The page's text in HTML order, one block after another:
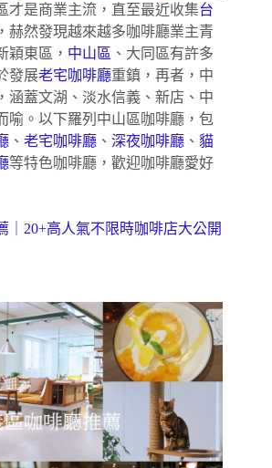
才是商業主流，直至最近收集台
赫然發現越來越多咖啡廳業主青
穎東區， 中山區 、大同區有許多
發展老宅咖啡廳重鎮，再者，中
涵蓋文湖、淡水信義、新店、中
喻。以下羅列中山區咖啡廳，包
、 老宅咖啡廳 、 深夜咖啡廳 、 貓
等特色咖啡廳，歡迎咖啡廳愛好
｜20+高人氣不限時咖啡店大公開